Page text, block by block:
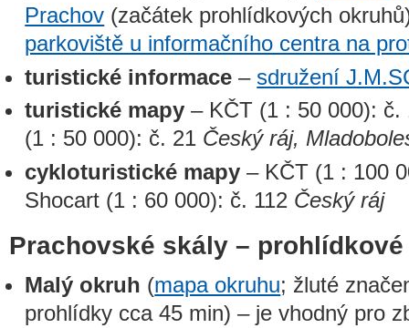
Prachov (začátek prohlídkových
parkoviště u informačního centra na
turistické informace – sdružení
turistické mapy – KČT (1 : 50 000):
(1 : 50 000): č. 21 Český ráj,
cykloturistické mapy – KČT (1 : 100
Shocart (1 : 60 000): č. 112 Český ráj
Prachovské skály –
Malý okruh (mapa okruhu; žluté
prohlídky cca 45 min) – je vhodný pro